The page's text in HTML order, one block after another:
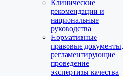
Клинические
рекомендации и
национальные
руководства
Нормативные
правовые документы,
регламентирующие
проведение
экспертизы качества